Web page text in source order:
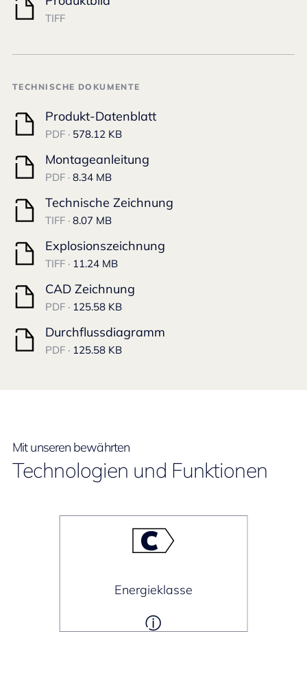
TIFF
TECHNISCHE DOKUMENTE
Produkt-Datenblatt
PDF · 578.12 KB
Montageanleitung
PDF · 8.34 MB
Technische Zeichnung
TIFF · 8.07 MB
Explosionszeichnung
TIFF · 11.24 MB
CAD Zeichnung
PDF · 125.58 KB
Durchflussdiagramm
PDF · 125.58 KB
Mit unseren bewährten
Technologien und Funktionen
Energieklasse